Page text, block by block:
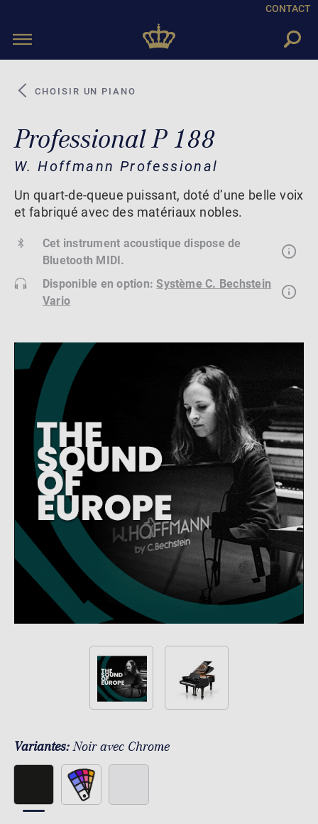
CONTACT
Toggle
CHOISIR UN PIANO
Professional P 188
W. Hoffmann Professional
Un quart-de-queue puissant, doté d’une belle voix
et fabriqué avec des matériaux nobles.
Cet instrument acoustique dispose de
Bluetooth MIDI.
Disponible en option:Système C. Bechstein
Vario
Variantes:Noir avec Chrome